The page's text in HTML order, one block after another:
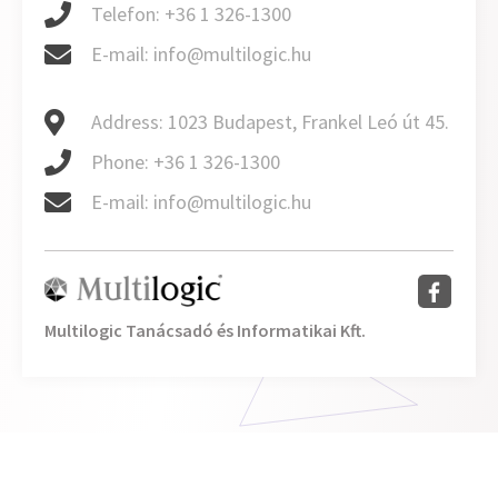
Telefon: +36 1 326-1300
E-mail: info@multilogic.hu
Address: 1023 Budapest, Frankel Leó út 45.
Phone: +36 1 326-1300
E-mail: info@multilogic.hu
Multilogic Tanácsadó és Informatikai Kft.